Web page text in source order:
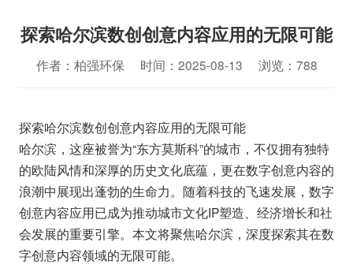
探索哈尔滨数创创意内容应用的无限可能
作者：柏强环保 时间：2025-08-13 浏览：788
探索哈尔滨数创创意内容应用的无限可能
哈尔滨，这座被誉为“东方莫斯科”的城市，不仅拥有独特
的欧陆风情和深厚的历史文化底蕴，更在数字创意内容的
浪潮中展现出蓬勃的生命力。随着科技的飞速发展，数字
创意内容应用已成为推动城市文化IP塑造、经济增长和社
会发展的重要引擎。本文将聚焦哈尔滨，深度探索其在数
字创意内容领域的无限可能。